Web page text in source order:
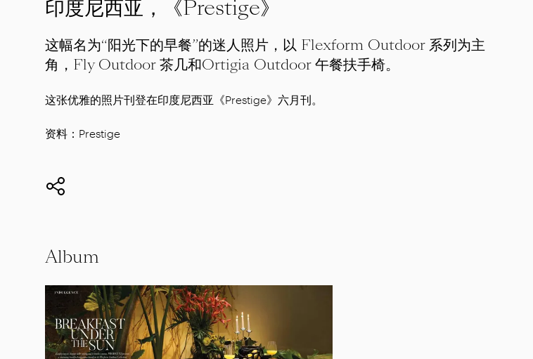
印度尼西亚，《Prestige》
这幅名为“阳光下的早餐”的迷人照片，以 Flexform Outdoor 系列为主
角，Fly Outdoor 茶几和Ortigia Outdoor 午餐扶手椅。
这张优雅的照片刊登在印度尼西亚《Prestige》六月刊。
资料：Prestige
Album